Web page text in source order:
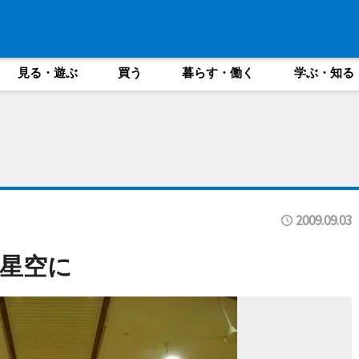
見る・遊ぶ 買う 暮らす・働く 学ぶ・知る
2009.09.03
空に